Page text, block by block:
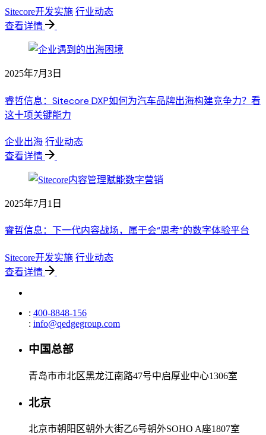
Sitecore开发实施 行业动态
查看详情
2025年7月3日
睿哲信息：Sitecore DXP如何为汽车品牌出海构建竞争力？看
这十项关键能力
企业出海 行业动态
查看详情
2025年7月1日
睿哲信息：下一代内容战场，属于会“思考”的数字体验平台
Sitecore开发实施 行业动态
查看详情
: 400-8848-156
: info@qedgegroup.com
中国总部
青岛市市北区黑龙江南路47号中启厚业中心1306室
北京
北京市朝阳区朝外大街乙6号朝外SOHO A座1807室